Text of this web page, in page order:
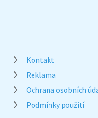
Kontakt
Reklama
Ochrana osobních
Podmínky použití